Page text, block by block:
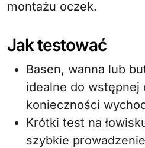
montażu oczek.
Jak testować
Basen, wanna lub
idealne do wstępnej
konieczności
Krótki test na
szybkie